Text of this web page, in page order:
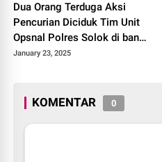
Dua Orang Terduga Aksi
Pencurian Diciduk Tim Unit
Opsnal Polres Solok di bantu
anggota Reskrim Polres
January 23, 2025
KOMENTAR 0